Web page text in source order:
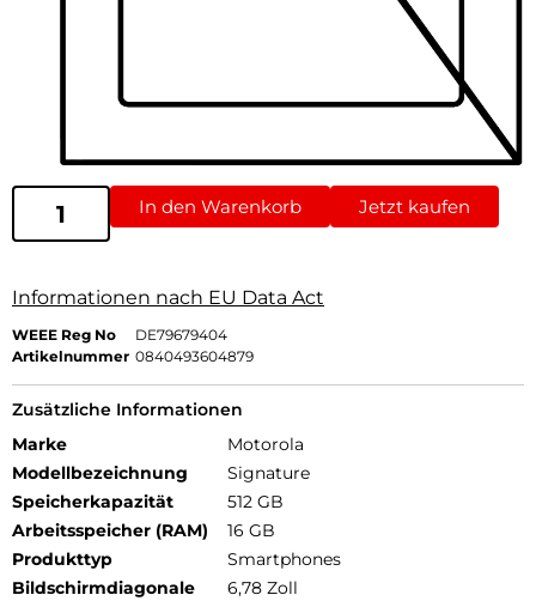
In den Warenkorb Jetzt kaufen
Informationen nach EU Data Act
WEEE Reg No
DE79679404
Artikelnummer 0840493604879
Zusätzliche Informationen
Marke
Motorola
Modellbezeichnung
Signature
Speicherkapazität
512 GB
Arbeitsspeicher (RAM)
16 GB
Produkttyp
Smartphones
Bildschirmdiagonale
6,78 Zoll